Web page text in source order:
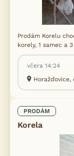
Prodám Korelu
korely, 1 samec a
včera 14:24
Horažďovice,
PRODÁM
Korela